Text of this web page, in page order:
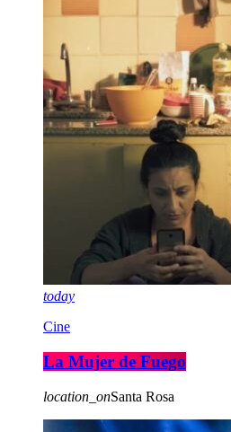
today
Cine
La Mujer de Fuego
location_onSanta Rosa